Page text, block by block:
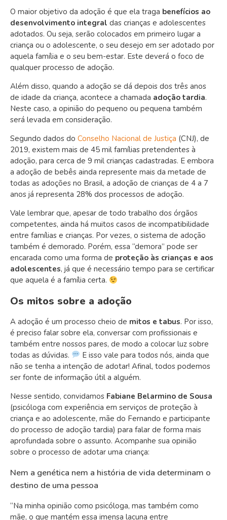
O maior objetivo da adoção é que ela traga benefícios ao
desenvolvimento integral das crianças e adolescentes
adotados. Ou seja, serão colocados em primeiro lugar a
criança ou o adolescente, o seu desejo em ser adotado por
aquela família e o seu bem-estar. Este deverá o foco de
qualquer processo de adoção.
Além disso, quando a adoção se dá depois dos três anos
de idade da criança, acontece a chamada adoção tardia.
Neste caso, a opinião do pequeno ou pequena também
será levada em consideração.
Segundo dados do Conselho Nacional de Justiça (CNJ), de
2019, existem mais de 45 mil famílias pretendentes à
adoção, para cerca de 9 mil crianças cadastradas. E embora
a adoção de bebês ainda represente mais da metade de
todas as adoções no Brasil, a adoção de crianças de 4 a 7
anos já representa 28% dos processos de adoção.
Vale lembrar que, apesar de todo trabalho dos órgãos
competentes, ainda há muitos casos de incompatibilidade
entre famílias e crianças. Por vezes, o sistema de adoção
também é demorado. Porém, essa “demora” pode ser
encarada como uma forma de proteção às crianças e aos
adolescentes, já que é necessário tempo para se certificar
que aquela é a família certa.
Os mitos sobre a adoção
A adoção é um processo cheio de mitos e tabus. Por isso,
é preciso falar sobre ela, conversar com profissionais e
também entre nossos pares, de modo a colocar luz sobre
todas as dúvidas.
E isso vale para todos nós, ainda que
não se tenha a intenção de adotar! Afinal, todos podemos
ser fonte de informação útil a alguém.
Nesse sentido, convidamos Fabiane Belarmino de Sousa
(psicóloga com experiência em serviços de proteção à
criança e ao adolescente, mãe do Fernando e participante
do processo de adoção tardia) para falar de forma mais
aprofundada sobre o assunto. Acompanhe sua opinião
sobre o processo de adotar uma criança:
Nem a genética nem a história de vida determinam o
destino de uma pessoa
“Na minha opinião como psicóloga, mas também como
mãe, o que mantém essa imensa lacuna entre